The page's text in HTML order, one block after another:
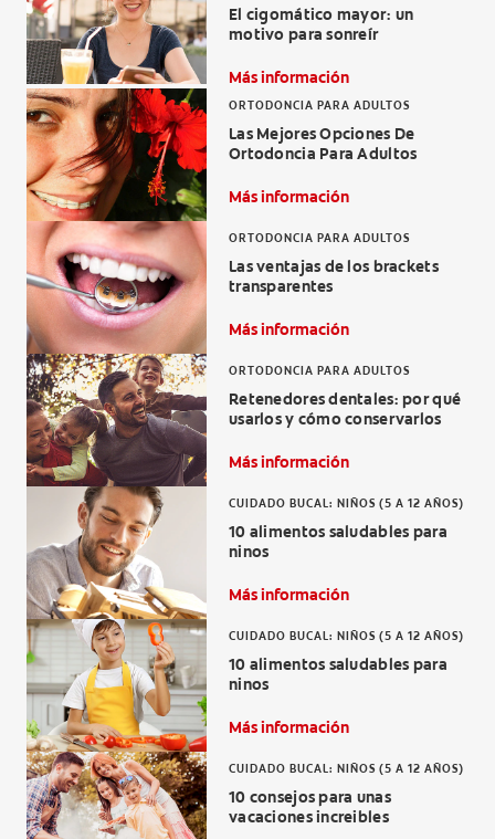
CHEQUEO DE SALUD BUCAL
PARA PROFESIONALES
El cigomático mayor: un
motivo para sonreír
Más información
ORTODONCIA PARA ADULTOS
Las Mejores Opciones De
Ortodoncia Para Adultos
Más información
ORTODONCIA PARA ADULTOS
Las ventajas de los brackets
transparentes
Más información
ORTODONCIA PARA ADULTOS
Retenedores dentales: por qué
usarlos y cómo conservarlos
Más información
CUIDADO BUCAL: NIÑOS (5 A 12 AÑOS)
10 alimentos saludables para
ninos
Más información
CUIDADO BUCAL: NIÑOS (5 A 12 AÑOS)
10 alimentos saludables para
ninos
Más información
CUIDADO BUCAL: NIÑOS (5 A 12 AÑOS)
10 consejos para unas
vacaciones increibles